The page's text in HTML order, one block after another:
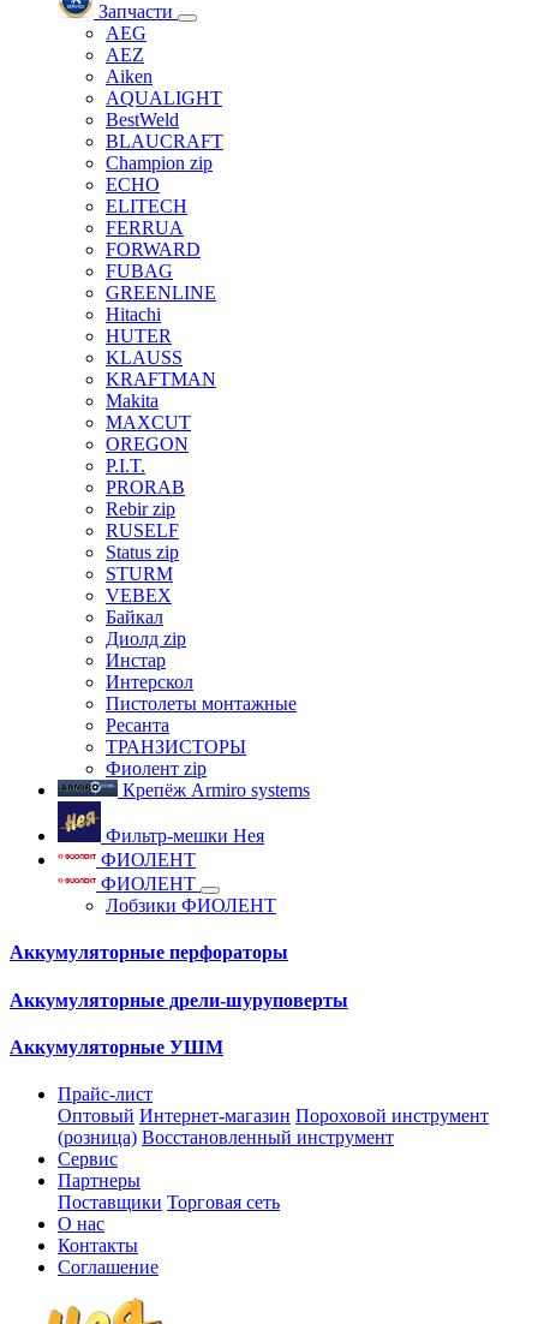
Запчасти
AEG
AEZ
Aiken
AQUALIGHT
BestWeld
BLAUCRAFT
Champion zip
ECHO
ELITECH
FERRUA
FORWARD
FUBAG
GREENLINE
Hitachi
HUTER
KLAUSS
KRAFTMAN
Makita
MAXCUT
OREGON
P.I.T.
PRORAB
Rebir zip
RUSELF
Status zip
STURM
VEBEX
Байкал
Диолд zip
Инстар
Интерскол
Пистолеты монтажные
Ресанта
ТРАНЗИСТОРЫ
Фиолент zip
Крепёж Armiro systems
Фильтр-мешки Нея
ФИОЛЕНТ
ФИОЛЕНТ
Лобзики ФИОЛЕНТ
Аккумуляторные перфораторы
Аккумуляторные дрели-шуруповерты
Аккумуляторные УШМ
Прайс-лист
Оптовый Интернет-магазин Пороховой инструмент
(розница) Восстановленный инструмент
Сервис
Партнеры
Поставщики Торговая сеть
О нас
Контакты
Соглашение